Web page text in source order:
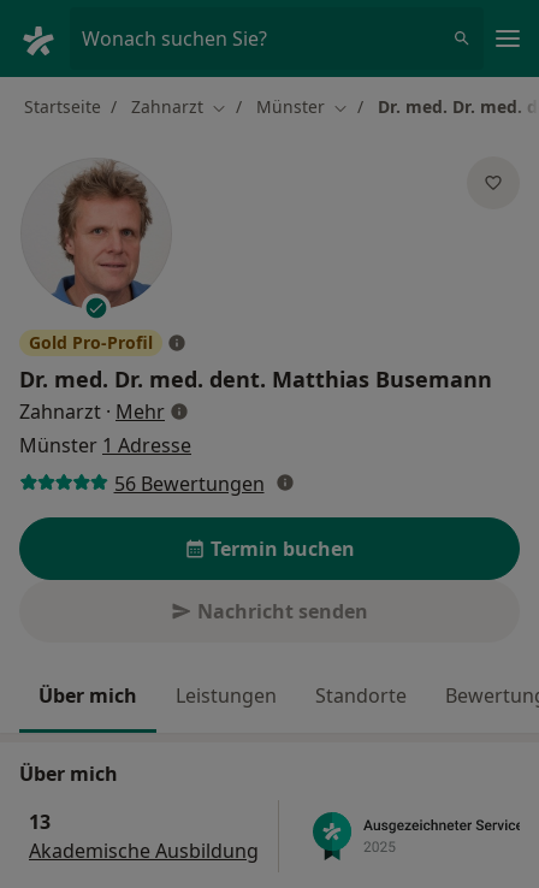
Wonach suchen Sie?
Startseite Zahnarzt Stadt ändern
Münster Stadt ändern
Dr. med. Dr. med.
Gold Pro-Profil
Dr. med. Dr. med. dent. Matthias Busemann
Zahnarzt · Mehrüber Spezialisierungen
Münster 1 Adresse
56 Bewertungen
Termin buchen
Nachricht senden
Über mich Leistungen Standorte
Über mich
13
Akademische Ausbildung